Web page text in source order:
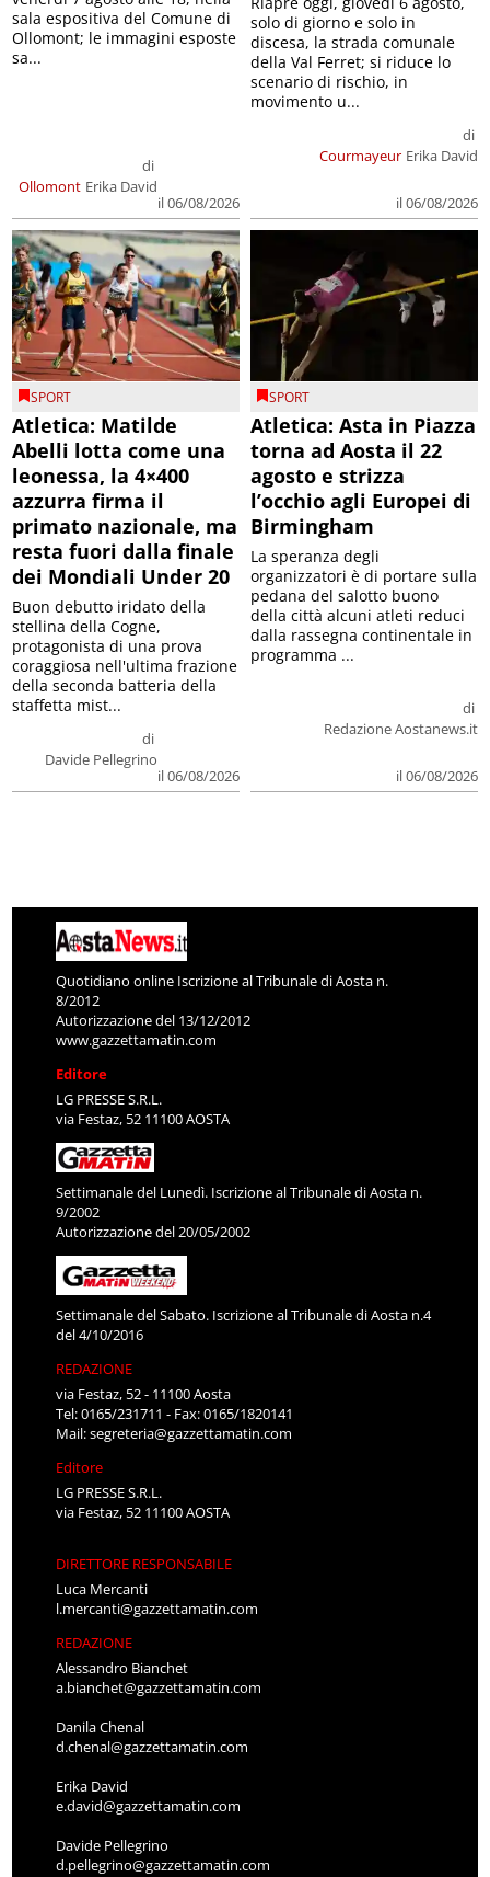
Ollomont
di
Erika David
il 06/08/2026
sala espositiva del Comune di
Ollomont; le immagini esposte
sa...
Courmayeur
di
Erika David
il 06/08/2026
solo di giorno e solo in
discesa, la strada comunale
della Val Ferret; si riduce lo
scenario di rischio, in
movimento u...
SPORT
Atletica: Matilde
Abelli lotta come una
leonessa, la 4×400
azzurra firma il
primato nazionale, ma
resta fuori dalla finale
dei Mondiali Under 20
di
Davide Pellegrino
il 06/08/2026
Buon debutto iridato della
stellina della Cogne,
protagonista di una prova
coraggiosa nell'ultima frazione
della seconda batteria della
staffetta mist...
SPORT
Atletica: Asta in Piazza
torna ad Aosta il 22
agosto e strizza
l’occhio agli Europei di
Birmingham
di
Redazione Aostanews.it
il 06/08/2026
La speranza degli
organizzatori è di portare sulla
pedana del salotto buono
della città alcuni atleti reduci
dalla rassegna continentale in
programma ...
Quotidiano online Iscrizione al Tribunale di Aosta n.
8/2012
Autorizzazione del 13/12/2012
www.gazzettamatin.com
Editore
LG PRESSE S.R.L.
via Festaz, 52 11100 AOSTA
Settimanale del Lunedì. Iscrizione al Tribunale di Aosta n.
9/2002
Autorizzazione del 20/05/2002
Settimanale del Sabato. Iscrizione al Tribunale di Aosta n.4
del 4/10/2016
REDAZIONE
via Festaz, 52 - 11100 Aosta
Tel: 0165/231711 - Fax: 0165/1820141
Mail:segreteria@gazzettamatin.com
Editore
LG PRESSE S.R.L.
via Festaz, 52 11100 AOSTA
DIRETTORE RESPONSABILE
Luca Mercanti
l.mercanti@gazzettamatin.com
REDAZIONE
Alessandro Bianchet
a.bianchet@gazzettamatin.com
Danila Chenal
d.chenal@gazzettamatin.com
Erika David
e.david@gazzettamatin.com
Davide Pellegrino
d.pellegrino@gazzettamatin.com